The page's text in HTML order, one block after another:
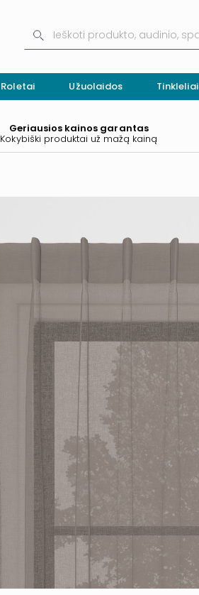
Roletai Užuolaidos Tinkleliai
Geriausios kainos garantas
Kokybiški produktai už mažą kainą